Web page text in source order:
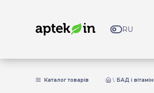
Каталог товарів БАД і
RU